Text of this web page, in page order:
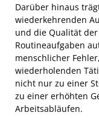
Darüber hinaus
wiederkehrenden
und die Qualität
Routineaufgaben
menschlicher
wiederholenden
nicht nur zu einer
zu einer erhöhten
Arbeitsabläufen.